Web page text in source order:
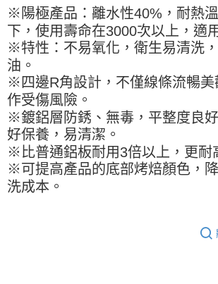
【「AFTEE先享後付」結帳流程】
１．於結帳方式選擇「AFTEE先享後付」後，將跳轉
結帳頁面，進行簡訊認證並確認金額後，即可完成結
２．訂單成立數日內，您將收到繳費通知簡訊。
３．收到繳費通知簡訊後14天內，點擊此簡訊中的連
ATM／網路銀行／等多元方式進行付款，方視為交易
※ 請注意：結帳手續完成當下不需立刻繳費，但若您
購買商品的店家。未經商家同意取消之訂單仍視為有
後付繳納相關費用。
※ 交易是否成功請以「AFTEE先享後付 」之結帳頁面
是否繳費成功／繳費後需取消欲退款等相關疑問，請
客戶支援中心」https://netprotections.freshdesk.com/
【注意事項】
１．透過由恩沛科技股份有限公司提供之「AFTEE先
「AFTEE先享後付」，若未經同意申辦者引起之損失
kg
每筆NT$90，滿NT$990(含以上)免運費
付款後全家取貨-重量限制含紙箱10kg，請控制
9.5kg
每筆NT$90，滿NT$990(含以上)免運費
7-11取貨付款-重量限制含紙箱10kg，請控制商
kg
每筆NT$90，滿NT$990(含以上)免運費
付款後7-11取貨-重量限制含紙箱10kg，請控制
※陽極產品：離水性40%，耐熱
下，使用壽命在3000次以上，適
※特性：不易氧化，衛生易清洗
油。
※四邊R角設計，不僅線條流暢美
作受傷風險。
※鍍鋁層防銹、無毒，平整度良
好保養，易清潔。
※比普通鋁板耐用3倍以上，更耐
※可提高產品的底部烤焙顏色，
洗成本。